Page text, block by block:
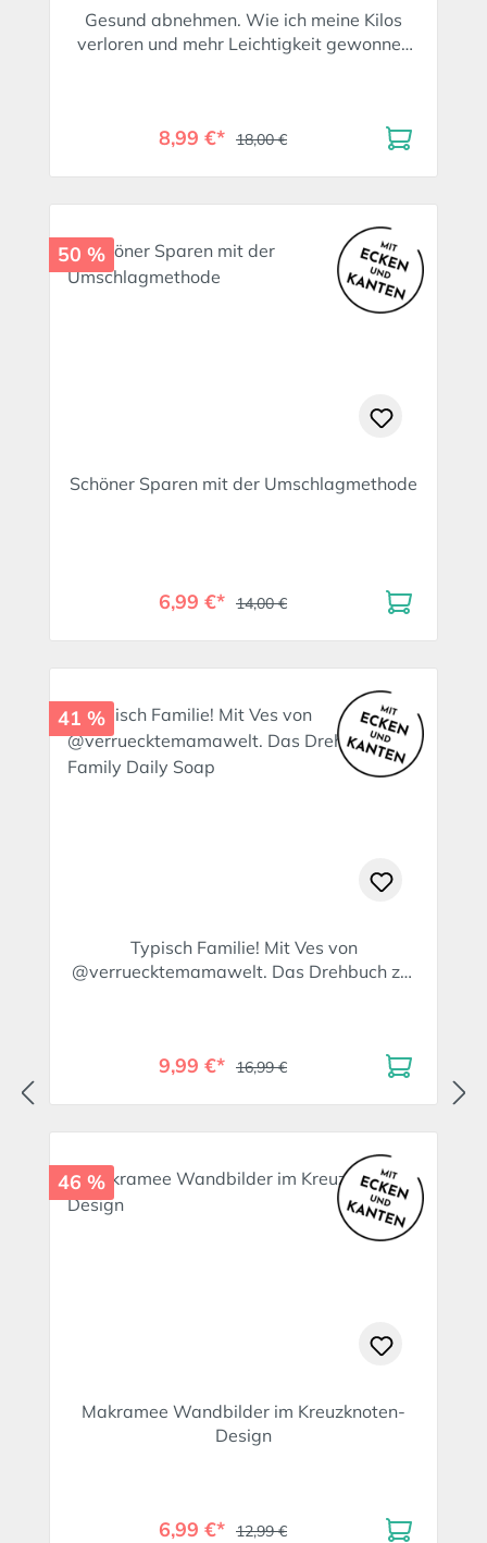
Gesund abnehmen. Wie ich meine Kilos
verloren und mehr Leichtigkeit gewonnen
8,99 €* 18,00 €
50 %
Schöner Sparen mit der Umschlagmethode
6,99 €* 14,00 €
41 %
Typisch Familie! Mit Ves von
@verruecktemamawelt. Das Drehbuch zur
9,99 €* 16,99 €
46 %
Makramee Wandbilder im Kreuzknoten-
Design
6,99 €* 12,99 €